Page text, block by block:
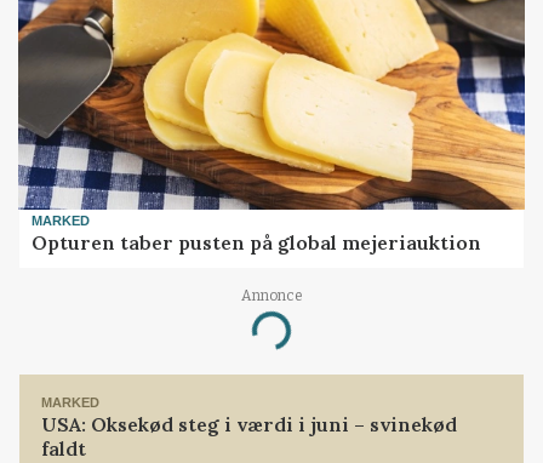
MARKED
Opturen taber pusten på global mejeriauktion
Annonce
Loading...
MARKED
USA: Oksekød steg i værdi i juni – svinekød
faldt